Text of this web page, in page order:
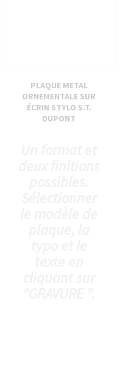
PLAQUE METAL
ORNEMENTALE SUR
ÉCRIN STYLO S.T.
DUPONT